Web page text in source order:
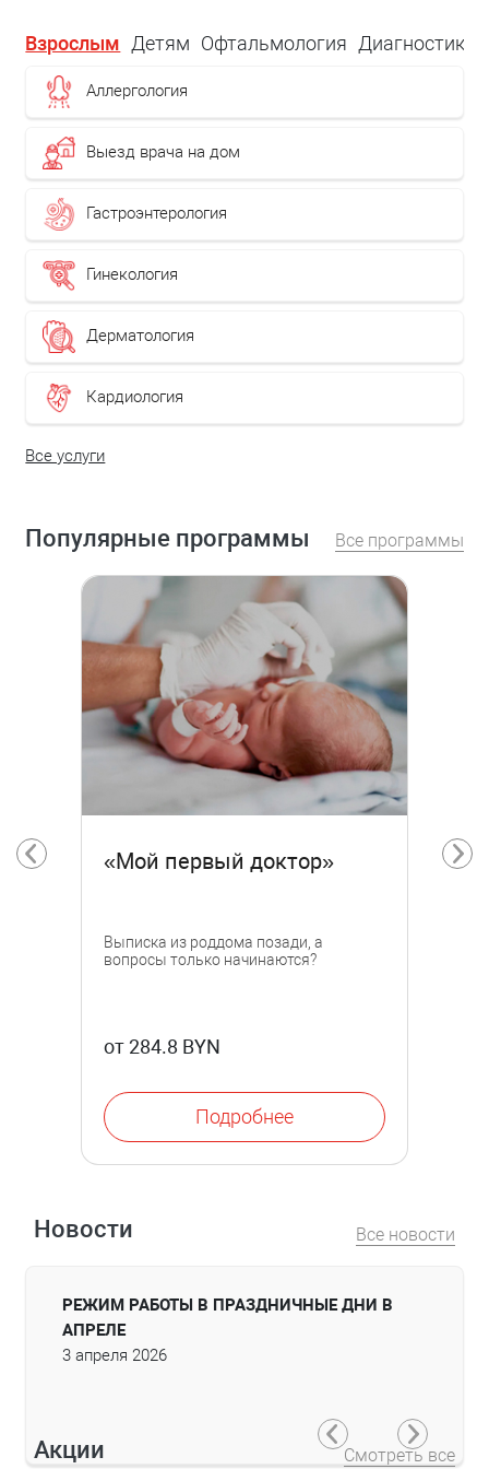
Взрослым Детям Офтальмология Диагностика
Аллергология
Выезд врача на дом
Гастроэнтерология
Гинекология
Дерматология
Кардиология
Все услуги
Популярные программы Все программы
«Мой первый доктор»
Выписка из роддома позади, а
вопросы только начинаются?
от 284.8 BYN
Подробнее
Новости Все новости
РЕЖИМ РАБОТЫ В ПРАЗДНИЧНЫЕ ДНИ В
АПРЕЛЕ
3 апреля 2026
Акции Смотреть все